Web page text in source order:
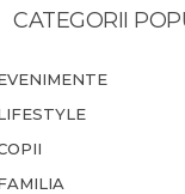
CATEGORII